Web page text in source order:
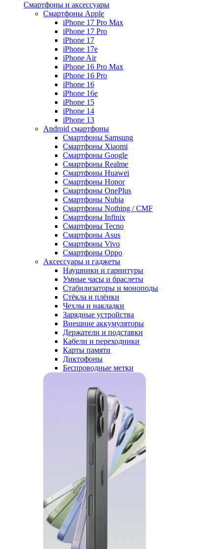
Смартфоны и аксессуары
Смартфоны Apple
iPhone 17 Pro Max
iPhone 17 Pro
iPhone 17
iPhone 17e
iPhone Air
iPhone 16 Pro Max
iPhone 16 Pro
iPhone 16
iPhone 16e
iPhone 15
iPhone 14
iPhone 13
Android cмартфоны
Смартфоны Samsung
Смартфоны Xiaomi
Смартфоны Google
Смартфоны Realme
Смартфоны Huawei
Смартфоны Honor
Смартфоны OnePlus
Смартфоны Nubia
Смартфоны Nothing / CMF
Смартфоны Infinix
Смартфоны Tecno
Смартфоны Asus
Смартфоны Vivo
Смартфоны Oppo
Аксессуары и гаджеты
Наушники и гарнитуры
Умные часы и браслеты
Стабилизаторы и моноподы
Стёкла и плёнки
Чехлы и накладки
Зарядные устройства
Внешние аккумуляторы
Держатели и подставки
Кабели и переходники
Карты памяти
Диктофоны
Беспроводные метки